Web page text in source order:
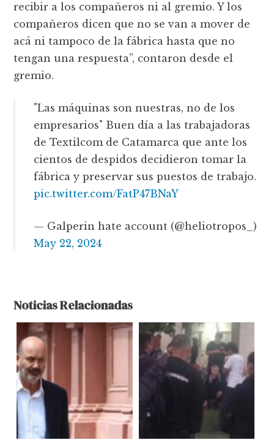
recibir a los compañeros ni al gremio. Y los
compañeros dicen que no se van a mover de
acá ni tampoco de la fábrica hasta que no
tengan una respuesta”, contaron desde el
gremio.
"Las máquinas son nuestras, no de los
empresarios" Buen día a las trabajadoras
de Textilcom de Catamarca que ante los
cientos de despidos decidieron tomar la
fábrica y preservar sus puestos de trabajo.
pic.twitter.com/FatP47BNaY
— Galperin hate account (@heliotropos_)
May 22, 2024
Noticias Relacionadas